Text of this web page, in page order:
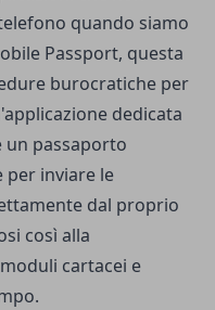
quando siamo
Passport, questa
burocratiche per
dedicata
un passaporto
per inviare le
dal proprio
così alla
cartacei e